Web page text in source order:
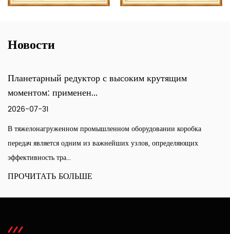
Новости
Где в современной промышленности
коробки пере...
Готовые трансмиссии редко подходят для машин,
учетом необычных ограничений по крутящему
или пр...
ПРОЧИТАТЬ БОЛЬШЕ